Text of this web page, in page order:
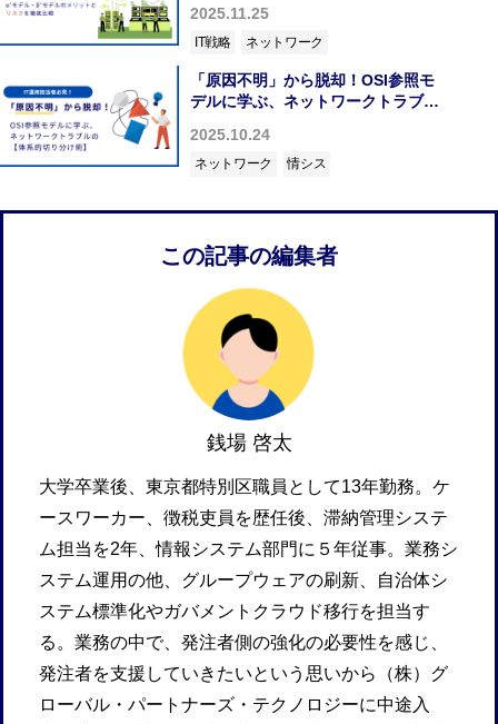
2025.11.25
IT戦略 ネットワーク
「原因不明」から脱却！OSI参照モ
デルに学ぶ、ネットワークトラブル
2025.10.24
ネットワーク 情シス
この記事の編集者
銭場 啓太
大学卒業後、東京都特別区職員として13年勤務。ケ
ースワーカー、徴税吏員を歴任後、滞納管理システ
ム担当を2年、情報システム部門に５年従事。業務シ
ステム運用の他、グループウェアの刷新、自治体シ
ステム標準化やガバメントクラウド移行を担当す
る。業務の中で、発注者側の強化の必要性を感じ、
発注者を支援していきたいという思いから（株）グ
ローバル・パートナーズ・テクノロジーに中途入